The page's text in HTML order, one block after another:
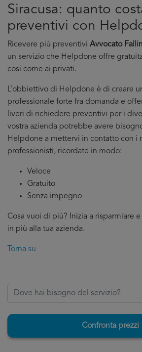
Siracusa: quanto
preventivi con
Ricevere più preventivi Avvocato
un servizio che Helpdone offre
cosi come ai privati.
L’obbiettivo di Helpdone è di creare
professionale forte fra domanda e
liveri di richiedere preventivi per i
vostra azienda potrebbe avere
Helpdone a mettervi in contatto con i
professionisti, ricordate in modo:
Veloce
Gratuito
Senza impegno
Cosa vuoi di più? Inizia a risparmiare
in più alla tua azienda.
Torna su
Confronta prezzi